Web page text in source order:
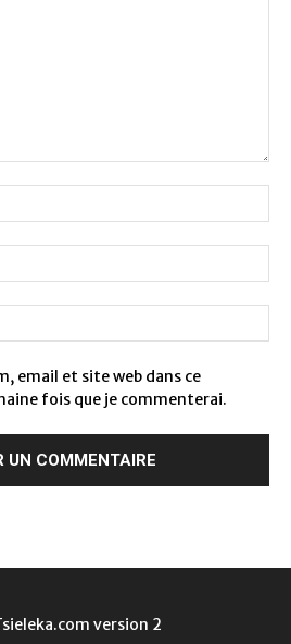
email et site web dans ce
fois que je commenterai.